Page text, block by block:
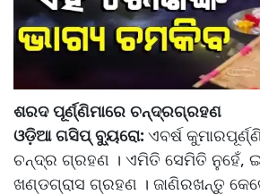
ଶରଦ ପୂର୍ଣ୍ଣିମାରେ ଚନ୍ଦ୍ରଗ୍ରହଣ
ଓଡ଼ିଆ ଗସିପ୍ ବ୍ୟୁରୋ: ଏବର୍ଷ
ଚନ୍ଦ୍ର ଗ୍ରହଣ । ଏମିତି ସେମିତି ନୁହେଁ,
ଖଣ୍ଡଗ୍ରାସ ଗ୍ରହଣ । ଜାଣିରଖନ୍ତୁ